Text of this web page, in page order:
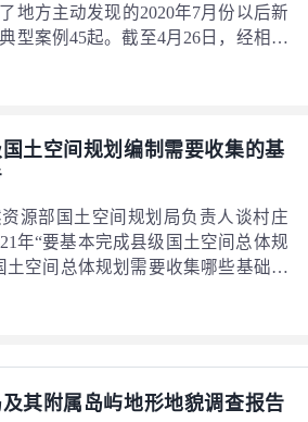
地方主动发现的2020年7月份以后新
型案例45起。截至4月26日，经相关
源部对这45起农村乱占耕地建房典
日，国务院召开电视电话会议，对全
题整治工作进行动员部署，要求以
遏制新增乱占耕地建房行为。
国土空间规划编制需要收集的基
源部国土空间规划局负责人谈村庄
年“要基本完成县级国土空间总体规
土空间总体规划需要收集哪些基础资
大家参考。 温馨提示：以下资料收
。 伊宁县国土空间规划基础资料收
其附属岛屿地形地貌调查报告